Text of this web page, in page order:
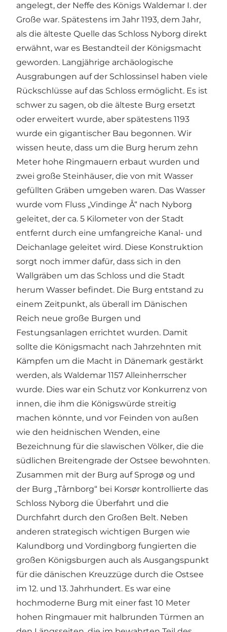
angelegt, der Neffe des Königs Waldemar I. der
Große war. Spätestens im Jahr 1193, dem Jahr,
als die älteste Quelle das Schloss Nyborg direkt
erwähnt, war es Bestandteil der Königsmacht
geworden. Langjährige archäologische
Ausgrabungen auf der Schlossinsel haben viele
Rückschlüsse auf das Schloss ermöglicht. Es ist
schwer zu sagen, ob die älteste Burg ersetzt
oder erweitert wurde, aber spätestens 1193
wurde ein gigantischer Bau begonnen. Wir
wissen heute, dass um die Burg herum zehn
Meter hohe Ringmauern erbaut wurden und
zwei große Steinhäuser, die von mit Wasser
gefüllten Gräben umgeben waren. Das Wasser
wurde vom Fluss „Vindinge Å“ nach Nyborg
geleitet, der ca. 5 Kilometer von der Stadt
entfernt durch eine umfangreiche Kanal- und
Deichanlage geleitet wird. Diese Konstruktion
sorgt noch immer dafür, dass sich in den
Wallgräben um das Schloss und die Stadt
herum Wasser befindet. Die Burg entstand zu
einem Zeitpunkt, als überall im Dänischen
Reich neue große Burgen und
Festungsanlagen errichtet wurden. Damit
sollte die Königsmacht nach Jahrzehnten mit
Kämpfen um die Macht in Dänemark gestärkt
werden, als Waldemar 1157 Alleinherrscher
wurde. Dies war ein Schutz vor Konkurrenz von
innen, die ihm die Königswürde streitig
machen könnte, und vor Feinden von außen
wie den heidnischen Wenden, eine
Bezeichnung für die slawischen Völker, die die
südlichen Breitengrade der Ostsee bewohnten.
Zusammen mit der Burg auf Sprogø og und
der Burg „Tårnborg“ bei Korsør kontrollierte das
Schloss Nyborg die Überfahrt und die
Durchfahrt durch den Großen Belt. Neben
anderen strategisch wichtigen Burgen wie
Kalundborg und Vordingborg fungierten die
großen Königsburgen auch als Ausgangspunkt
für die dänischen Kreuzzüge durch die Ostsee
im 12. und 13. Jahrhundert. Es war eine
hochmoderne Burg mit einer fast 10 Meter
hohen Ringmauer mit halbrunden Türmen an